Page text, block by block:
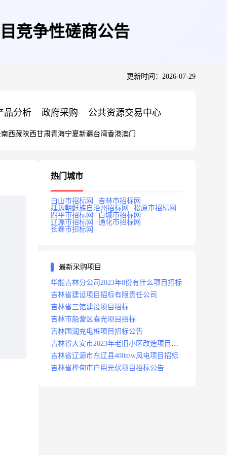
竞争性磋商公告
更新时间：2026-07-29
品分析 政府采购 公共资源交易中心
西藏陕西甘肃青海宁夏新疆台湾香港澳门
热门城市
白山市招标网
吉林市招标网
延边朝鲜族自治州招标网
松原市招标网
四平市招标网
白城市招标网
辽源市招标网
通化市招标网
长春市招标网
最新采购项目
华能吉林分公司2023年8份有什么项目招标
吉林省建设项目招标有限责任公司
吉林省三馆建设项目招标
吉林市船营区春光项目招标
吉林国润充电桩项目招标公告
吉林省大安市2023年老旧小区改造项目招
标公告
吉林省辽源市东辽县400mw风电项目招标
吉林省桦甸市户用光伏项目招标公告